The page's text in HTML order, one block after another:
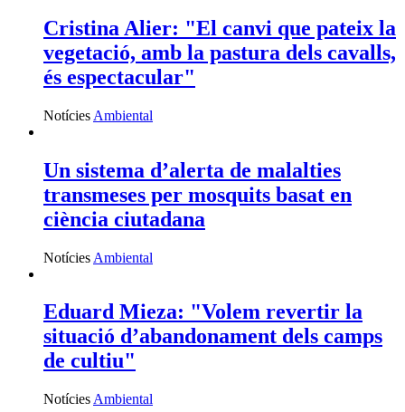
Cristina Alier: "El canvi que pateix la
vegetació, amb la pastura dels cavalls,
és espectacular"
Notícies Ambiental
Un sistema d’alerta de malalties
transmeses per mosquits basat en
ciència ciutadana
Notícies Ambiental
Eduard Mieza: "Volem revertir la
situació d’abandonament dels camps
de cultiu"
Notícies Ambiental